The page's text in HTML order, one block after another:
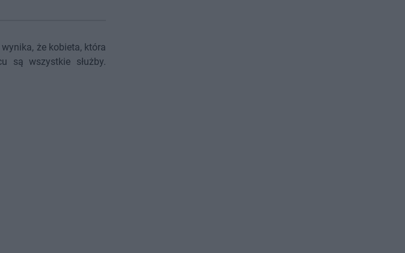
że kobieta, która
są wszystkie służby.